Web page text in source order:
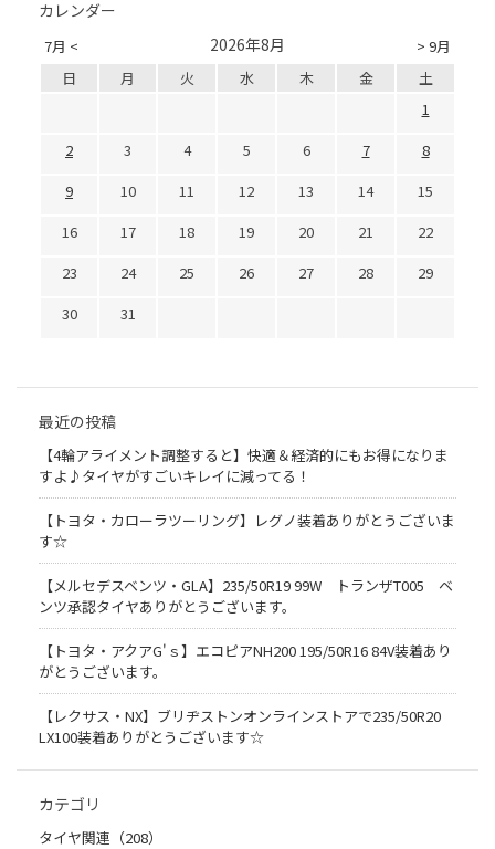
カレンダー
7月 < > 9月
2026年8月
日 月 火 水 木 金
土
1
2
3 4 5 6 7
8
9
10 11 12 13 14
15
16
17 18 19 20 21
22
23
24 25 26 27 28
29
30
31
最近の投稿
【4輪アライメント調整すると】快適＆経済的にもお得になりま
すよ♪タイヤがすごいキレイに減ってる！
【トヨタ・カローラツーリング】レグノ装着ありがとうございま
す☆
【メルセデスベンツ・GLA】235/50R19 99W トランザT005 ベ
ンツ承認タイヤありがとうございます。
【トヨタ・アクアG'ｓ】エコピアNH200 195/50R16 84V装着あり
がとうございます。
【レクサス・NX】ブリヂストンオンラインストアで235/50R20
LX100装着ありがとうございます☆
カテゴリ
タイヤ関連（208）